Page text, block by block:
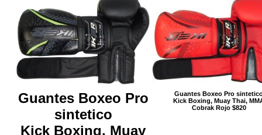
Guantes Boxeo Pro
sintetico
Kick Boxing, Muay
Guantes Boxeo Pro
Kick Boxing, Muay Thai,
Cobrak Rojo $820